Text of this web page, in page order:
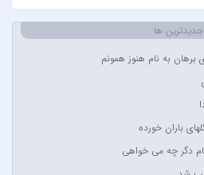
جدیدترین ها
به نام هنوز همونم
باران خورده
دگر چه می خواهی